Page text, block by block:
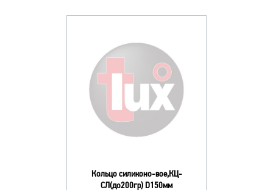
Кольцо силиконо-вое,КЦ-
СЛ(до200гр) D150мм